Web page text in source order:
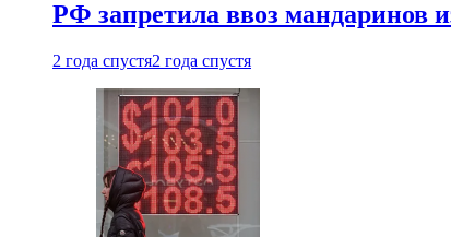
РФ запретила ввоз мандаринов
2 года спустя2 года спустя